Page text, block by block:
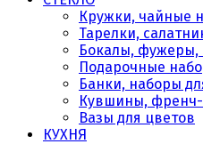
Кружки, чайные
Тарелки,
Бокалы, фужеры,
Подарочные
Банки, наборы
Кувшины,
Вазы для цветов
КУХНЯ